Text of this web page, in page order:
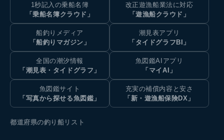
1秒記入の乗船名簿
「乗船名簿クラウド」
改正遊漁船業法に対応
「遊漁船クラウド」
船釣りメディア
「船釣りマガジン」
潮見表アプリ
「タイドグラフBI」
全国の潮汐情報
「潮見表・タイドグラフ」
魚図鑑AIアプリ
「マイAI」
魚図鑑サイト
「写真から探せる魚図鑑」
充実の補償内容と安さ
「新・遊漁船保険DX」
都道府県の釣り船リスト